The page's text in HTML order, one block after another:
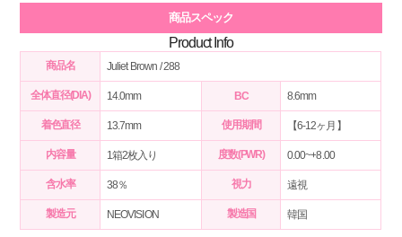
商品スペック
Product Info
商品名 Juliet Brown / 288
全体直径(DIA) 14.0mm BC 8.6mm
着色直径 13.7mm 使用期間 【6-12ヶ月】
内容量 1箱2枚入り 度数(PWR) 0.00~+8.00
含水率 38％ 視力 遠視
製造元 NEOVISION 製造国 韓国